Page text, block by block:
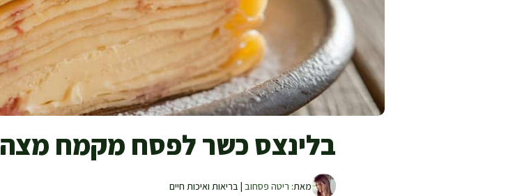
בלינצס כשר לפסח מקמח מצה
מאת: ריטה פסחוב | בריאות ואיכות חיים